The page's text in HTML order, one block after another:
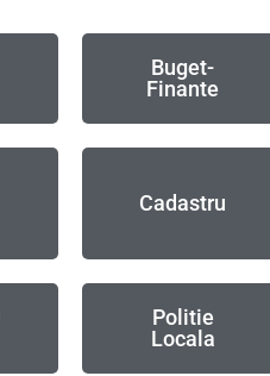
Buget-
Finante
Cadastru
Politie
Locala